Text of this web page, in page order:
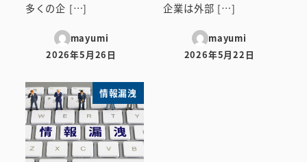
多くの企 […]
mayumi
投稿日
2026年5月26日
企業は外部 […]
mayumi
投稿日
2026年5月22日
情報漏洩